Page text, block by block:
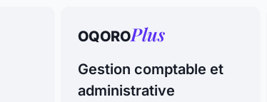
OQOROPlus
Gestion comptable et
administrative